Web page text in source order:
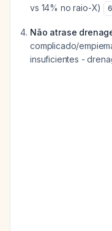
vs 14% no raio-X)
6
Não atrase
complicado/
insuficientes -